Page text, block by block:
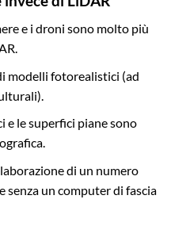
e i droni sono molto più
modelli fotorealistici (ad
e le superfici piane sono
di un numero
un computer di fascia